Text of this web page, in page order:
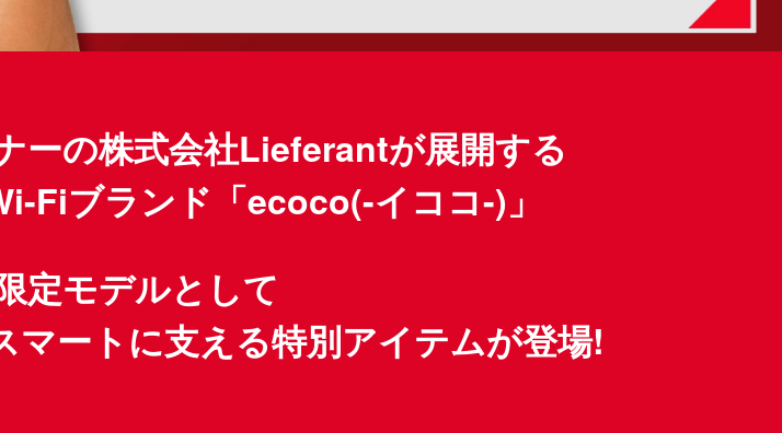
ーの株式会社Lieferantが展開する
Fiブランド「ecoco(-イココ-)」
定モデルとして
ートに支える特別アイテムが登場!